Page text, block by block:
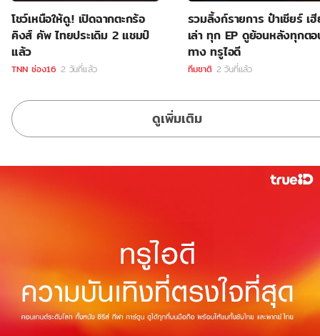
โชว์เหนือให้ดู.! เปิดฉากตะกร้อ
คิงส์ คัพ ไทยประเดิม 2 แชมป์
แล้ว
TNN ช่อง16 2 วันที่แล้ว
รวมลิ้งก์รายการ ป๋าเชียร์ เ
เล่า ทุก EP ดูย้อนหลังทุกต
ทาง ทรูไอดี
ทีมชาติ 2 วันที่แล้ว
ดูเพิ่มเติม